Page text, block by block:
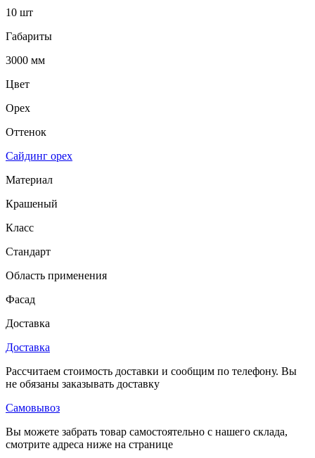
10 шт
Габариты
3000 мм
Цвет
Орех
Оттенок
Сайдинг орех
Материал
Крашеный
Класс
Стандарт
Область применения
Фасад
Доставка
Доставка
Рассчитаем стоимость доставки и сообщим по телефону. Вы
не обязаны заказывать доставку
Самовывоз
Вы можете забрать товар самостоятельно с нашего склада,
смотрите адреса ниже на странице